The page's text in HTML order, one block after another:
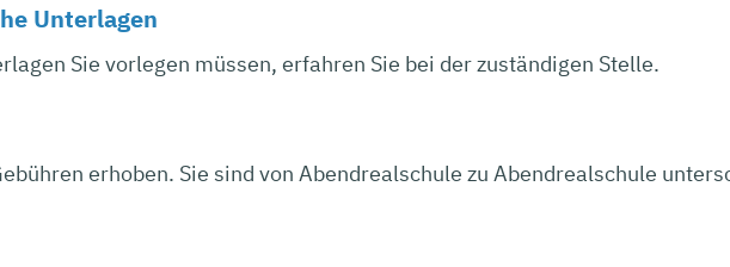
Unterlagen
Sie vorlegen müssen, erfahren Sie bei der zuständigen Stelle.
erhoben. Sie sind von Abendrealschule zu Abendrealschule